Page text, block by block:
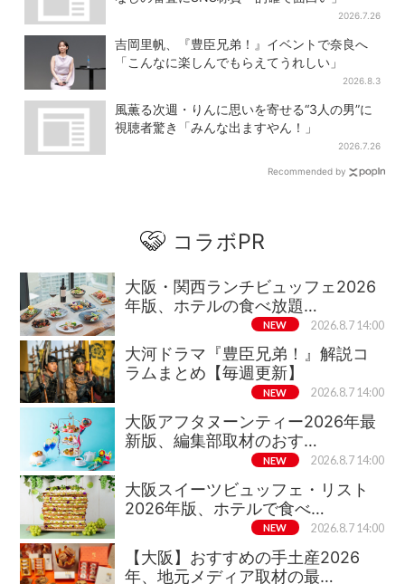
2026.7.26
吉岡里帆、『豊臣兄弟！』イベントで奈良へ
「こんなに楽しんでもらえてうれしい」
2026.8.3
風薫る次週・りんに思いを寄せる“3人の男”に
視聴者驚き「みんな出ますやん！」
2026.7.26
Recommended by
コラボPR
大阪・関西ランチビュッフェ2026
年版、ホテルの食べ放題…
NEW 2026.8.7 14:00
大河ドラマ『豊臣兄弟！』解説コ
ラムまとめ【毎週更新】
NEW 2026.8.7 14:00
大阪アフタヌーンティー2026年最
新版、編集部取材のおす…
NEW 2026.8.7 14:00
大阪スイーツビュッフェ・リスト
2026年版、ホテルで食べ…
NEW 2026.8.7 14:00
【大阪】おすすめの手土産2026
年、地元メディア取材の最…